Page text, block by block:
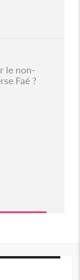
le non-
Faé ?